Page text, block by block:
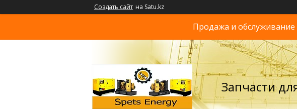
Создать сайт на Satu.kz
Продажа и
Запчасти